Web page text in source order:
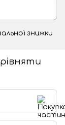
знижки